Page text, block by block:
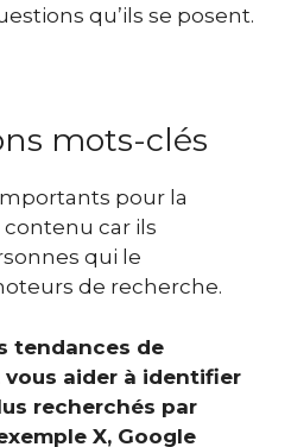
qu’ils se posent.
mots-clés
pour la
car ils
qui le
de recherche.
tendances de
aider à identifier
recherchés par
X, Google